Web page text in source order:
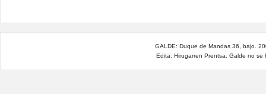
contra
migrantes
refugiados?
GALDE: Duque de Mandas 36, bajo.
Edita: Hirugarren Prentsa. Galde no